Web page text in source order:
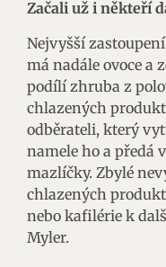
Začali už i někteří
Nejvyšší
má nadále ovoce a
podílí zhruba z
chlazených
odběrateli, který
namele ho a předá
mazlíčky. Zbylé
chlazených
nebo kafilérie k
Myler.